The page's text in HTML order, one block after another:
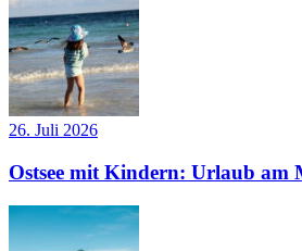
26. Juli 2026
Ostsee mit Kindern: Urlaub am